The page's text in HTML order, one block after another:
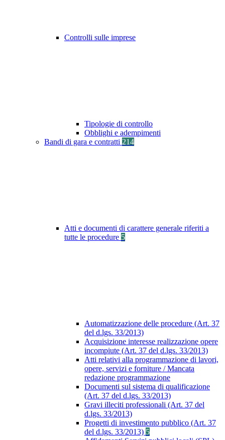
Controlli sulle imprese
Tipologie di controllo
Obblighi e adempimenti
Bandi di gara e contratti 214
Atti e documenti di carattere generale riferiti a
tutte le procedure 5
Automatizzazione delle procedure (Art. 37
del d.lgs. 33/2013)
Acquisizione interesse realizzazione opere
incompiute (Art. 37 del d.lgs. 33/2013)
Atti relativi alla programmazione di lavori,
opere, servizi e forniture / Mancata
redazione programmazione
Documenti sul sistema di qualificazione
(Art. 37 del d.lgs. 33/2013)
Gravi illeciti professionali (Art. 37 del
d.lgs. 33/2013)
Progetti di investimento pubblico (Art. 37
del d.lgs. 33/2013) 5